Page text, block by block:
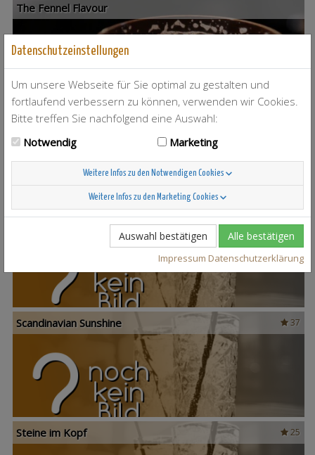
The Fennel Flavour
4
T-Berry
37
Scandinavian Sunshine
25
Steine im Kopf
Datenschutzeinstellungen
Um unsere Webseite für Sie optimal zu gestalten und
fortlaufend verbessern zu können, verwenden wir Cookies.
Bitte treffen Sie nachfolgend eine Auswahl:
Notwendig
Marketing
Weitere Infos zu den Notwendigen Cookies
Weitere Infos zu den Marketing Cookies
Auswahl bestätigen Alle bestätigen
Impressum Datenschutzerklärung